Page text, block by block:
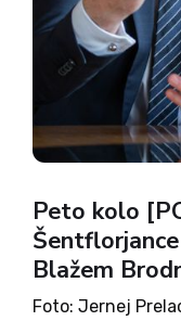
Peto kolo
Blažem
Foto: Jernej